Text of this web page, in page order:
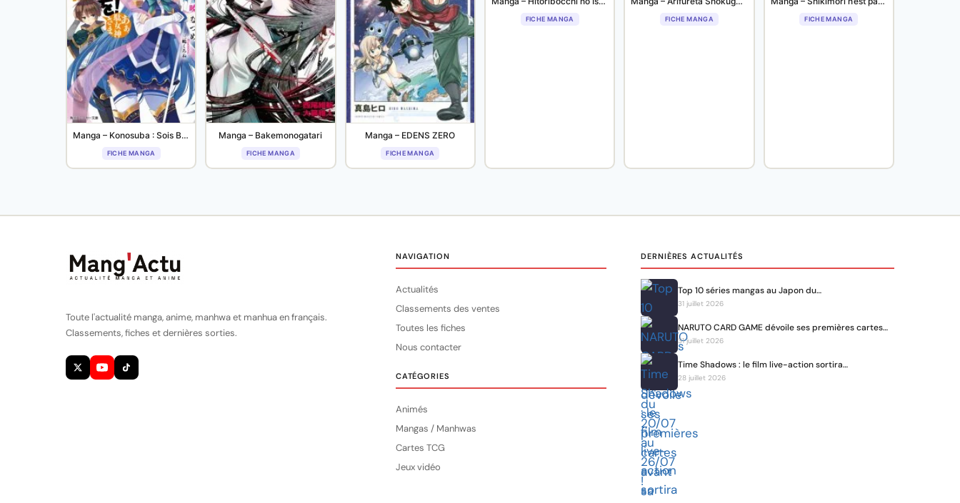
Manga – Konosuba : Sois Béni Monde Merveilleux !
FICHE MANGA
Manga – Bakemonogatari
FICHE MANGA
Manga – EDENS ZERO
FICHE MANGA
FICHE MANGA FICHE MANGA FICHE MANGA
Toute l'actualité manga, anime, manhwa et manhua en français.
Classements, fiches et dernières sorties.
NAVIGATION
Actualités
Classements des ventes
Toutes les fiches
Nous contacter
CATÉGORIES
Animés
Mangas / Manhwas
Cartes TCG
Jeux vidéo
DERNIÈRES ACTUALITÉS
Top 10 séries mangas au Japon du…
31 juillet 2026
NARUTO CARD GAME dévoile ses premières cartes…
31 juillet 2026
Time Shadows : le film live-action sortira…
28 juillet 2026